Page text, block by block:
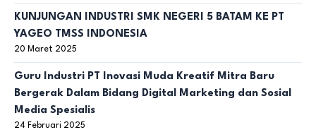
KUNJUNGAN INDUSTRI SMK NEGERI 5 BATAM KE PT
YAGEO TMSS INDONESIA
20 Maret 2025
Guru Industri PT Inovasi Muda Kreatif Mitra Baru
Bergerak Dalam Bidang Digital Marketing dan Sosial
Media Spesialis
24 Februari 2025